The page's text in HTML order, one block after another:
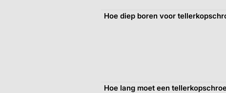
Hoe diep boren voor
Hoe lang moet een